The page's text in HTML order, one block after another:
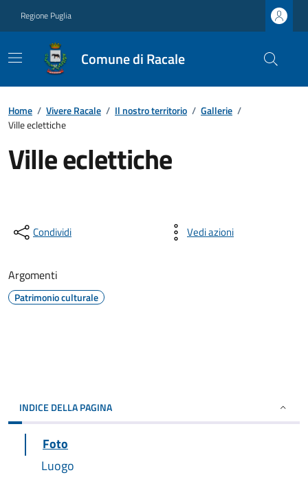
Regione Puglia
Comune di Racale
Home / Vivere Racale / Il nostro territorio / Gallerie /
Ville eclettiche
Ville eclettiche
Condividi Vedi azioni
Argomenti
Patrimonio culturale
INDICE DELLA PAGINA
Foto
Luogo